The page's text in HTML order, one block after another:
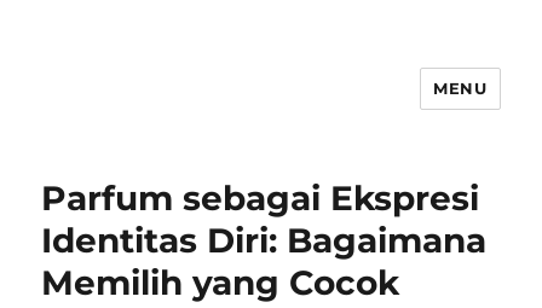
MENU
Parfum sebagai Ekspresi
Identitas Diri: Bagaimana
Memilih yang Cocok